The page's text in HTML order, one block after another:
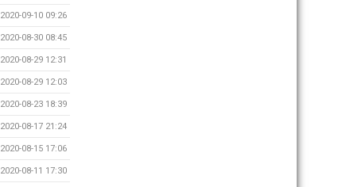
2020-09-10 09:26
2020-08-30 08:45
2020-08-29 12:31
2020-08-29 12:03
2020-08-23 18:39
2020-08-17 21:24
2020-08-15 17:06
2020-08-11 17:30